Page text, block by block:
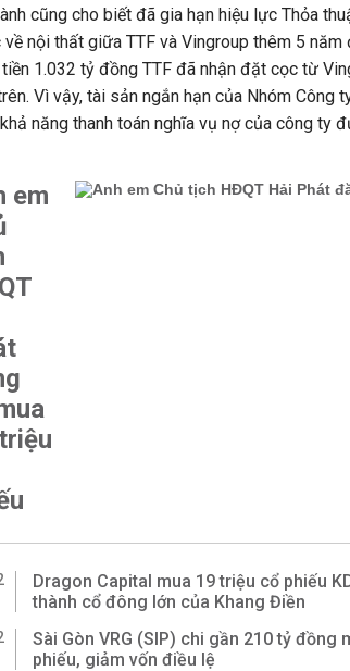
cũng cho biết đã gia hạn hiệu lực Thỏa
về nội thất giữa TTF và Vingroup thêm 5
1.032 tỷ đồng TTF đã nhận đặt cọc từ
Vì vậy, tài sản ngắn hạn của Nhóm Công
năng thanh toán nghĩa vụ nợ của công ty
em
Dragon Capital mua 19 triệu cổ phiếu
thành cổ đông lớn của Khang Điền
Sài Gòn VRG (SIP) chi gần 210 tỷ đồng
phiếu, giảm vốn điều lệ